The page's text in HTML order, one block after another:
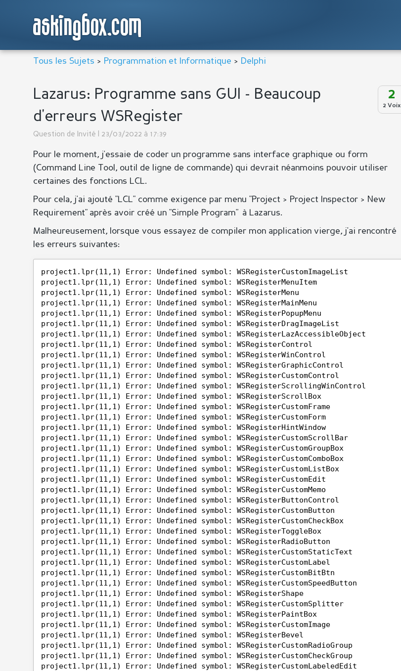
askingbox.com
Tous les Sujets > Programmation et Informatique > Delphi
2
2 Voix
Lazarus: Programme sans GUI - Beaucoup
d'erreurs WSRegister
Question de Invité | 23/03/2022 à 17:39
Pour le moment, j'essaie de coder un programme sans interface graphique ou form
(Command Line Tool, outil de ligne de commande) qui devrait néanmoins pouvoir utiliser
certaines des fonctions LCL.
Pour cela, j'ai ajouté "LCL" comme exigence par menu "Project > Project Inspector > New
Requirement" après avoir créé un "Simple Program" à Lazarus.
Malheureusement, lorsque vous essayez de compiler mon application vierge, j'ai rencontré
les erreurs suivantes:
project1.lpr(11,1) Error: Undefined symbol: WSRegisterCustomImageList
project1.lpr(11,1) Error: Undefined symbol: WSRegisterMenuItem
project1.lpr(11,1) Error: Undefined symbol: WSRegisterMenu
project1.lpr(11,1) Error: Undefined symbol: WSRegisterMainMenu
project1.lpr(11,1) Error: Undefined symbol: WSRegisterPopupMenu
project1.lpr(11,1) Error: Undefined symbol: WSRegisterDragImageList
project1.lpr(11,1) Error: Undefined symbol: WSRegisterLazAccessibleObject
project1.lpr(11,1) Error: Undefined symbol: WSRegisterControl
project1.lpr(11,1) Error: Undefined symbol: WSRegisterWinControl
project1.lpr(11,1) Error: Undefined symbol: WSRegisterGraphicControl
project1.lpr(11,1) Error: Undefined symbol: WSRegisterCustomControl
project1.lpr(11,1) Error: Undefined symbol: WSRegisterScrollingWinControl
project1.lpr(11,1) Error: Undefined symbol: WSRegisterScrollBox
project1.lpr(11,1) Error: Undefined symbol: WSRegisterCustomFrame
project1.lpr(11,1) Error: Undefined symbol: WSRegisterCustomForm
project1.lpr(11,1) Error: Undefined symbol: WSRegisterHintWindow
project1.lpr(11,1) Error: Undefined symbol: WSRegisterCustomScrollBar
project1.lpr(11,1) Error: Undefined symbol: WSRegisterCustomGroupBox
project1.lpr(11,1) Error: Undefined symbol: WSRegisterCustomComboBox
project1.lpr(11,1) Error: Undefined symbol: WSRegisterCustomListBox
project1.lpr(11,1) Error: Undefined symbol: WSRegisterCustomEdit
project1.lpr(11,1) Error: Undefined symbol: WSRegisterCustomMemo
project1.lpr(11,1) Error: Undefined symbol: WSRegisterButtonControl
project1.lpr(11,1) Error: Undefined symbol: WSRegisterCustomButton
project1.lpr(11,1) Error: Undefined symbol: WSRegisterCustomCheckBox
project1.lpr(11,1) Error: Undefined symbol: WSRegisterToggleBox
project1.lpr(11,1) Error: Undefined symbol: WSRegisterRadioButton
project1.lpr(11,1) Error: Undefined symbol: WSRegisterCustomStaticText
project1.lpr(11,1) Error: Undefined symbol: WSRegisterCustomLabel
project1.lpr(11,1) Error: Undefined symbol: WSRegisterCustomBitBtn
project1.lpr(11,1) Error: Undefined symbol: WSRegisterCustomSpeedButton
project1.lpr(11,1) Error: Undefined symbol: WSRegisterShape
project1.lpr(11,1) Error: Undefined symbol: WSRegisterCustomSplitter
project1.lpr(11,1) Error: Undefined symbol: WSRegisterPaintBox
project1.lpr(11,1) Error: Undefined symbol: WSRegisterCustomImage
project1.lpr(11,1) Error: Undefined symbol: WSRegisterBevel
project1.lpr(11,1) Error: Undefined symbol: WSRegisterCustomRadioGroup
project1.lpr(11,1) Error: Undefined symbol: WSRegisterCustomCheckGroup
project1.lpr(11,1) Error: Undefined symbol: WSRegisterCustomLabeledEdit